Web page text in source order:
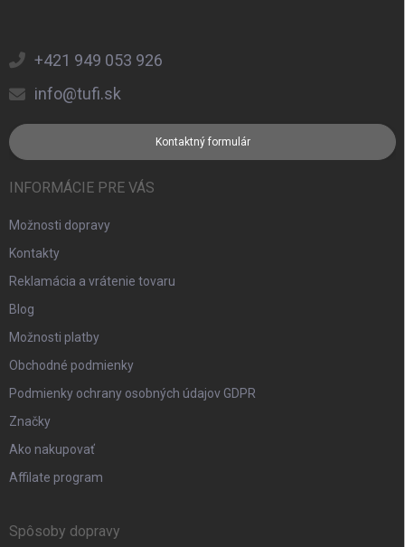
+421 949 053 926
info@tufi.sk
Kontaktný formulár
INFORMÁCIE PRE VÁS
Možnosti dopravy
Kontakty
Reklamácia a vrátenie tovaru
Blog
Možnosti platby
Obchodné podmienky
Podmienky ochrany osobných údajov GDPR
Značky
Ako nakupovať
Affilate program
Spôsoby dopravy